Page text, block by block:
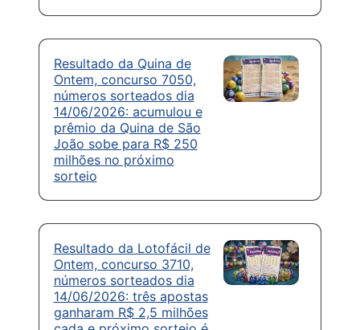
Resultado da Quina de
Ontem, concurso 7050,
números sorteados dia
14/06/2026: acumulou e
prêmio da Quina de São
João sobe para R$ 250
milhões no próximo
sorteio
Resultado da Lotofácil de
Ontem, concurso 3710,
números sorteados dia
14/06/2026: três apostas
ganharam R$ 2,5 milhões